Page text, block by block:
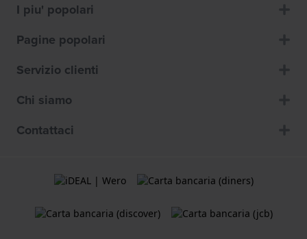
I piu' popolari
Pagine popolari
Servizio clienti
Chi siamo
Contattaci